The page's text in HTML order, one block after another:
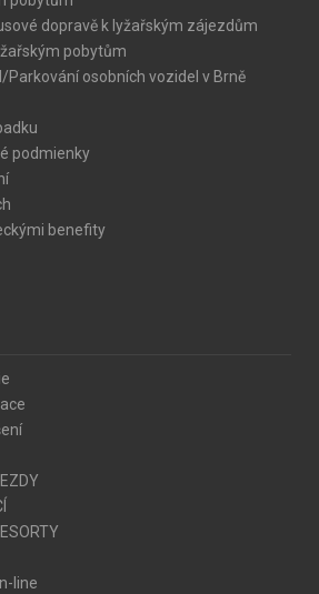
dopravě k lyžařským zájezdům
pobytům
osobních vozidel v Brně
podmienky
benefity
line